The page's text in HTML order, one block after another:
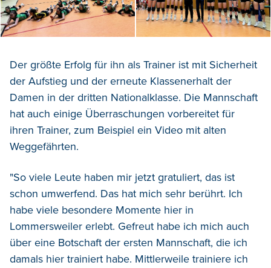
Der größte Erfolg für ihn als Trainer ist mit Sicherheit
der Aufstieg und der erneute Klassenerhalt der
Damen in der dritten Nationalklasse. Die Mannschaft
hat auch einige Überraschungen vorbereitet für
ihren Trainer, zum Beispiel ein Video mit alten
Weggefährten.
"So viele Leute haben mir jetzt gratuliert, das ist
schon umwerfend. Das hat mich sehr berührt. Ich
habe viele besondere Momente hier in
Lommersweiler erlebt. Gefreut habe ich mich auch
über eine Botschaft der ersten Mannschaft, die ich
damals hier trainiert habe. Mittlerweile trainiere ich